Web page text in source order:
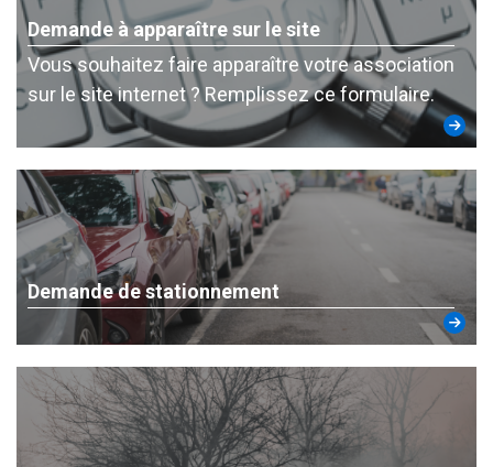
Demande à apparaître sur le site
Vous souhaitez faire apparaître votre association
sur le site internet ? Remplissez ce formulaire.
Demande de stationnement